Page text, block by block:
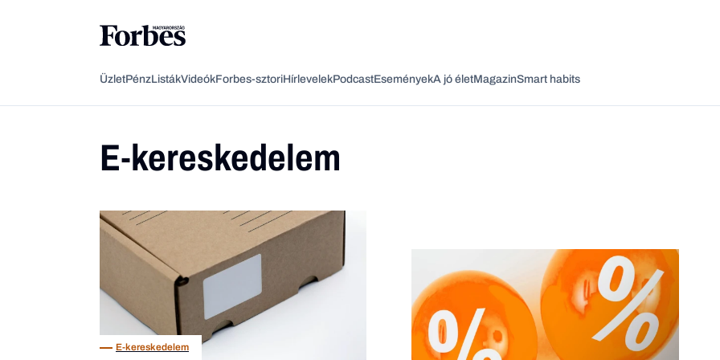
Vagy fedezze fel a következő témákat
Üzlet Pénz Zöld Legyél jobb!
ÜzletPénzListákVideókForbes-sztoriHírlevelekPodcastEseményekA jó életMagazinSmart habits
E-kereskedelem
E-kereskedelem